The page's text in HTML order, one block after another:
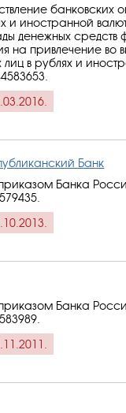
банковских
и иностранной
денежных средств
на привлечение во
лиц в рублях и
Банк
Банка
Банка